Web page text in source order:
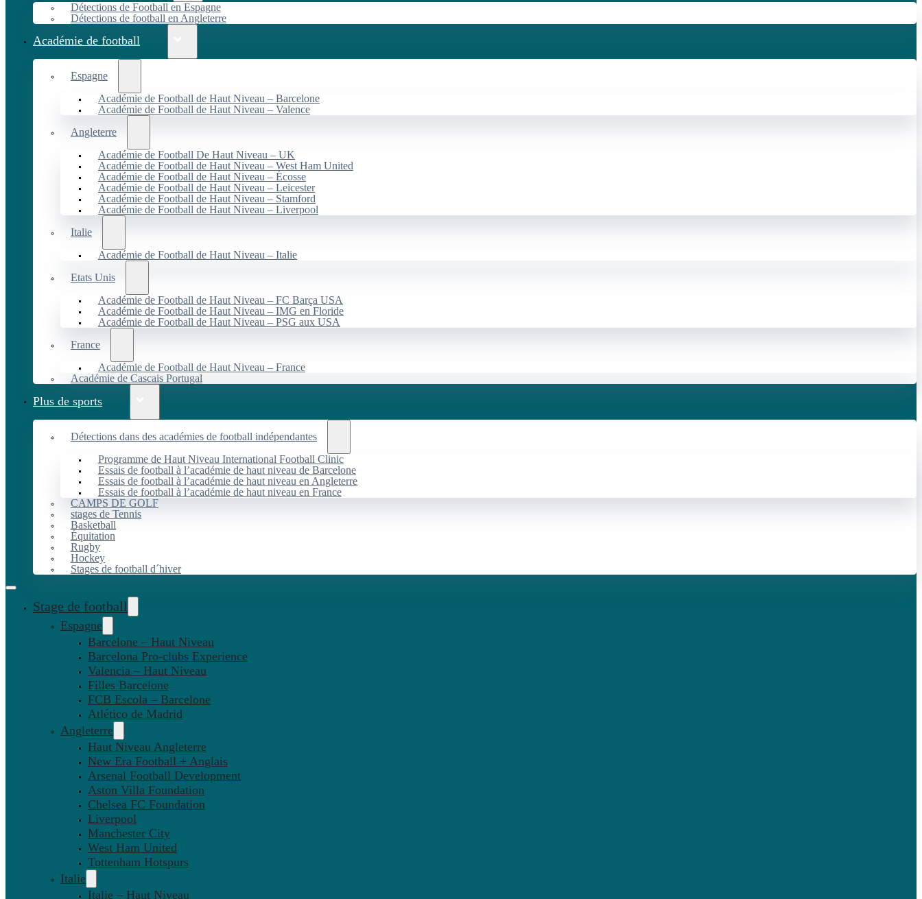
Détections de Football en Espagne
Détections de football en Angleterre
Académie de football
Espagne
Académie de Football de Haut Niveau – Barcelone
Académie de Football de Haut Niveau – Valence
Angleterre
Académie de Football De Haut Niveau – UK
Académie de Football de Haut Niveau – West Ham United
Académie de Football de Haut Niveau – Écosse
Académie de Football de Haut Niveau – Leicester
Académie de Football de Haut Niveau – Stamford
Académie de Football de Haut Niveau – Liverpool
Italie
Académie de Football de Haut Niveau – Italie
Etats Unis
Académie de Football de Haut Niveau – FC Barça USA
Académie de Football de Haut Niveau – IMG en Floride
Académie de Football de Haut Niveau – PSG aux USA
France
Académie de Football de Haut Niveau – France
Académie de Cascais Portugal
Plus de sports
Détections dans des académies de football indépendantes
Programme de Haut Niveau International Football Clinic
Essais de football à l’académie de haut niveau de Barcelone
Essais de football à l’académie de haut niveau en Angleterre
Essais de football à l’académie de haut niveau en France
CAMPS DE GOLF
stages de Tennis
Basketball
Équitation
Rugby
Hockey
Stages de football d´hiver
Stage de football
Espagne
Barcelone – Haut Niveau
Barcelona Pro-clubs Experience
Valencia – Haut Niveau
Filles Barcelone
FCB Escola – Barcelone
Atlético de Madrid
Angleterre
Haut Niveau Angleterre
New Era Football + Anglais
Arsenal Football Development
Aston Villa Foundation
Chelsea FC Foundation
Liverpool
Manchester City
West Ham United
Tottenham Hotspurs
Italie
Italie – Haut Niveau